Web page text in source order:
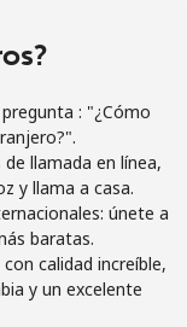
: "¿Cómo
llamada en línea,
y llama a casa.
únete a
baratas.
calidad increíble,
y un excelente